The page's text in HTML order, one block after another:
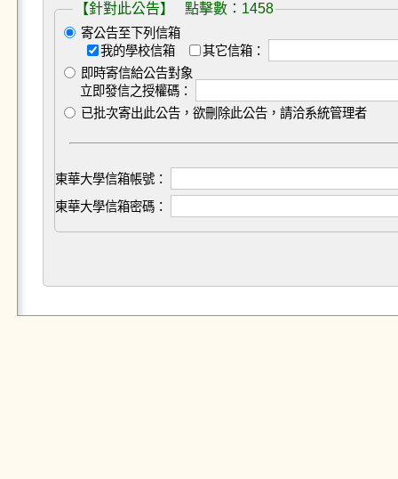
【針對此公告】 點擊數：1458
寄公告至下列信箱
我的學校信箱
其它信箱：
即時寄信給公告對象
立即發信之授權碼：
已批次寄出此公告，欲刪除此公告，請洽系統管理者
東華大學信箱帳號：
東華大學信箱密碼：